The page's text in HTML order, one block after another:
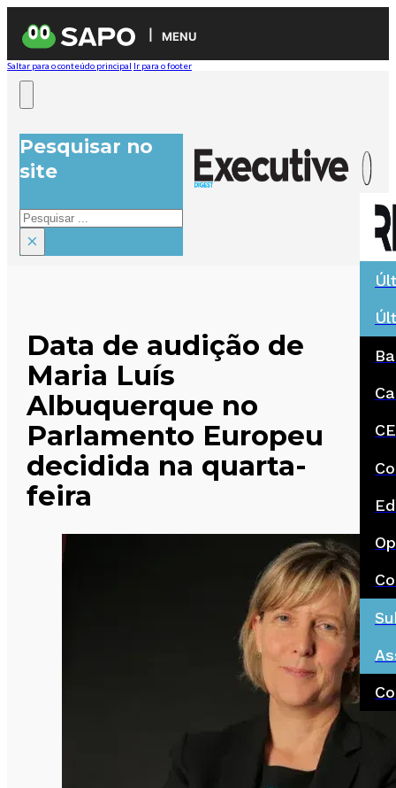
MENU
Saltar para o conteúdo principal Ir para o footer
Pesquisar no
site
Pesquisar
×
Data de audição de
Maria Luís
Albuquerque no
Parlamento Europeu
decidida na quarta-
feira